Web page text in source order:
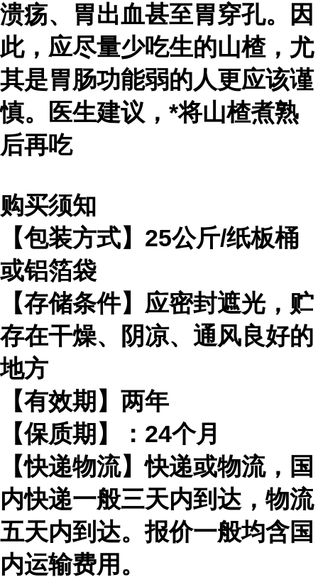
溃疡、胃出血甚至胃穿孔。因
此，应尽量少吃生的山楂，尤
其是胃肠功能弱的人更应该谨
慎。医生建议，*将山楂煮熟
后再吃
购买须知
【包装方式】25公斤/纸板桶
或铝箔袋
【存储条件】应密封遮光，贮
存在干燥、阴凉、通风良好的
地方
【有效期】两年
【保质期】：24个月
【快递物流】快递或物流，国
内快递一般三天内到达，物流
五天内到达。报价一般均含国
内运输费用。